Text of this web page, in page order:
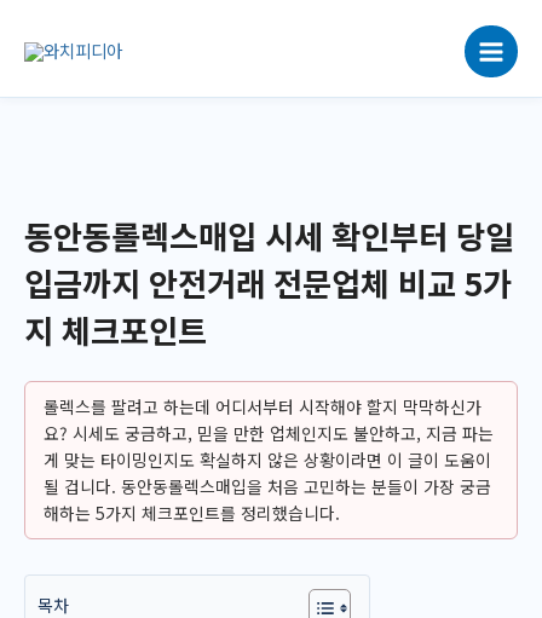
로
동안동롤렉스매입 시세 확인부터 당일
입금까지 안전거래 전문업체 비교 5가
지 체크포인트
롤렉스를 팔려고 하는데 어디서부터 시작해야 할지 막막하신가
요? 시세도 궁금하고, 믿을 만한 업체인지도 불안하고, 지금 파는
게 맞는 타이밍인지도 확실하지 않은 상황이라면 이 글이 도움이
될 겁니다. 동안동롤렉스매입을 처음 고민하는 분들이 가장 궁금
해하는 5가지 체크포인트를 정리했습니다.
목차